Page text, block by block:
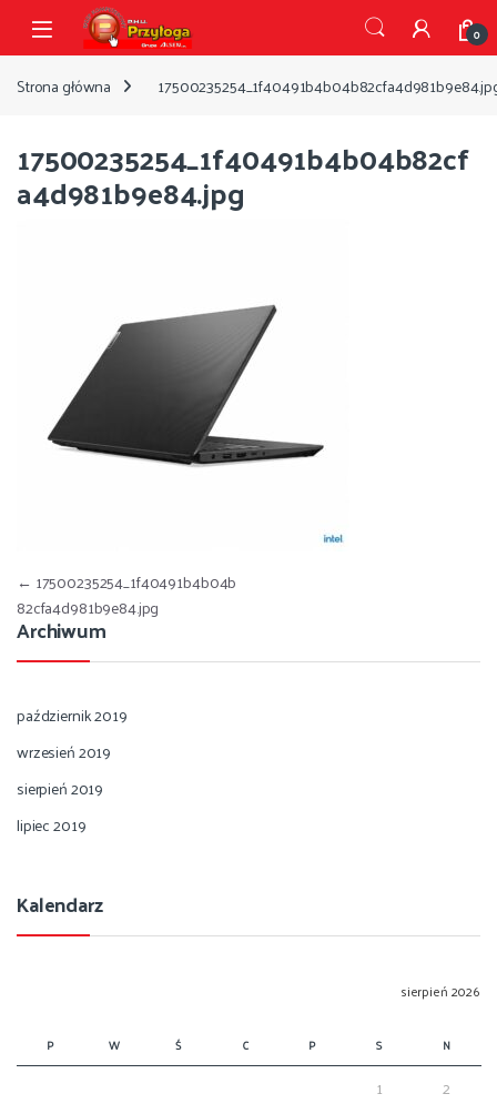
Przejdź do nawigacji
Przejdź do treści
Open 0
Strona główna
17500235254_1f40491b4b04b82cf
a4d981b9e84.jpg
Nawigacja wpisu
← 17500235254_1f40491b4b04b
82cfa4d981b9e84.jpg
Archiwum
październik 2019
wrzesień 2019
sierpień 2019
lipiec 2019
Kalendarz
sierpień 2026
P W Ś C P S N
1
2